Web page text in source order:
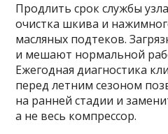
Продлить срок службы
очистка шкива и
масляных подтеков.
и мешают нормальной
Ежегодная диагностика
перед летним сезоном
на ранней стадии и
а не весь компрессор.